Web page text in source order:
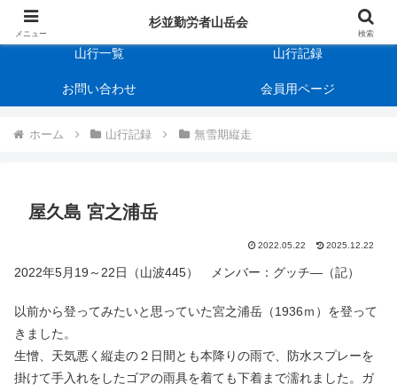
山行一覧 山行記録
お問い合わせ 会員用ページ
ホーム 山行記録 無雪期縦走
屋久島 宮之浦岳
2022.05.22 2025.12.22
2022年5月19～22日（山波445） メンバー：グッチ―（記）
以前から登ってみたいと思っていた宮之浦岳（1936ｍ）を登って
きました。
生憎、天気悪く縦走の２日間とも本降りの雨で、防水スプレーを
掛けて手入れをしたゴアの雨具を着ても下着まで濡れました。ガ
メニュー
杉並勤労者山岳会
検索